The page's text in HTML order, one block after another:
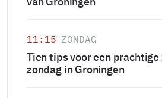
11:15 ZONDAG
Tien tips voor een prachtige
zondag in Groningen